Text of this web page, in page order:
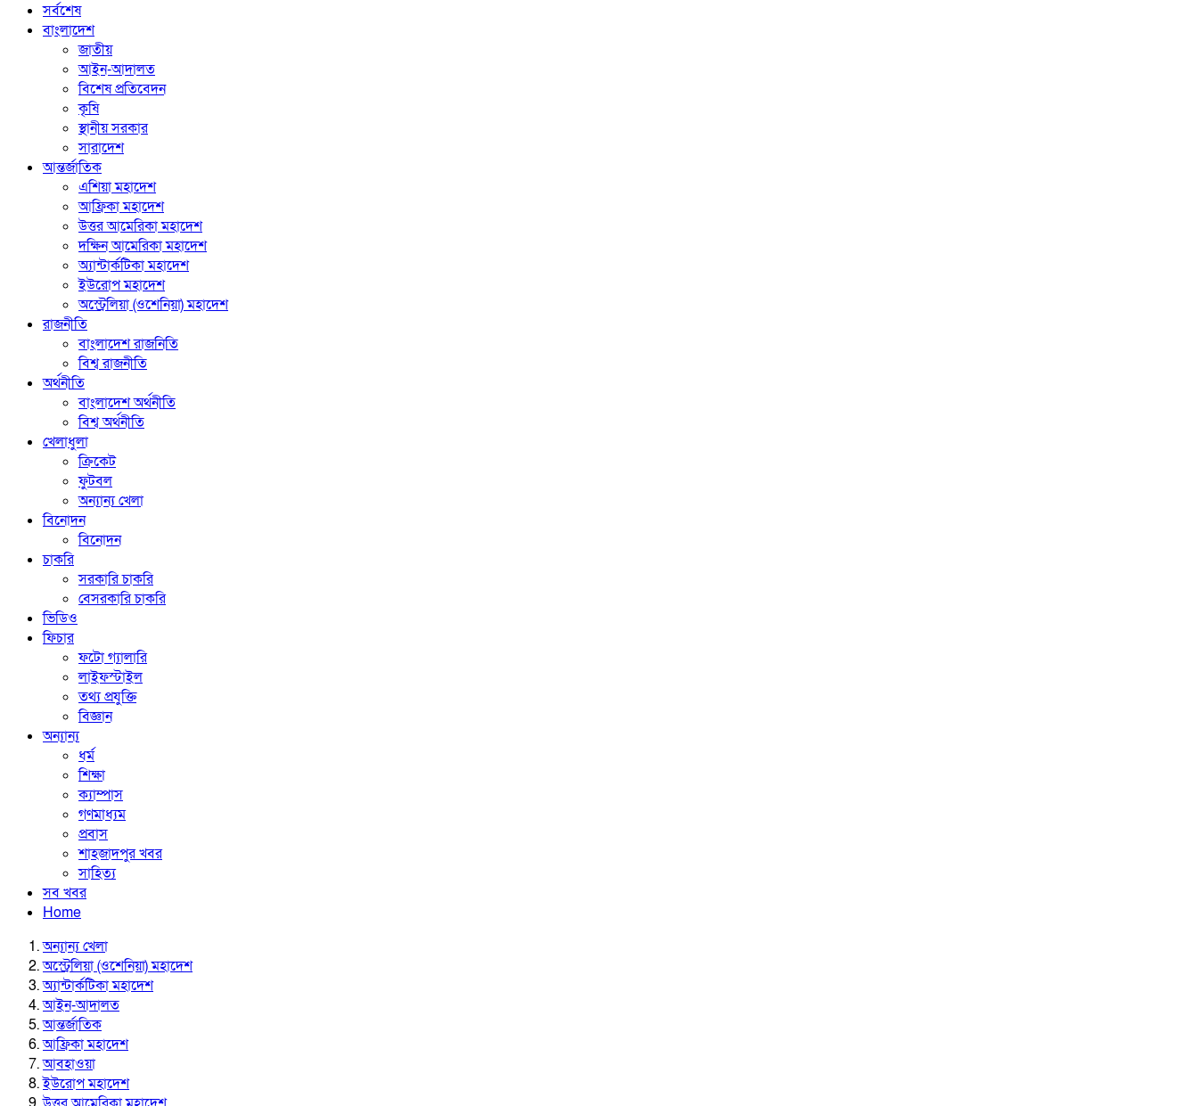
সর্বশেষ
বাংলাদেশ
জাতীয়
আইন-আদালত
বিশেষ প্রতিবেদন
কৃষি
স্থানীয় সরকার
সারাদেশ
আন্তর্জাতিক
এশিয়া মহাদেশ
আফ্রিকা মহাদেশ
উত্তর আমেরিকা মহাদেশ
দক্ষিন আমেরিকা মহাদেশ
অ্যান্টার্কটিকা মহাদেশ
ইউরোপ মহাদেশ
অস্ট্রেলিয়া (ওশেনিয়া) মহাদেশ
রাজনীতি
বাংলাদেশ রাজনিতি
বিশ্ব রাজনীতি
অর্থনীতি
বাংলাদেশ অর্থনীতি
বিশ্ব অর্থনীতি
খেলাধুলা
ক্রিকেট
ফুটবল
অন্যান্য খেলা
বিনোদন
বিনোদন
চাকরি
সরকারি চাকরি
বেসরকারি চাকরি
ভিডিও
ফিচার
ফটো গ্যালারি
লাইফস্টাইল
তথ্য প্রযুক্তি
বিজ্ঞান
অন্যান্য
ধর্ম
শিক্ষা
ক্যাম্পাস
গণমাধ্যম
প্রবাস
শাহজাদপুর খবর
সাহিত্য
সব খবর
Home
অন্যান্য খেলা
অস্ট্রেলিয়া (ওশেনিয়া) মহাদেশ
অ্যান্টার্কটিকা মহাদেশ
আইন-আদালত
আন্তর্জাতিক
আফ্রিকা মহাদেশ
আবহাওয়া
ইউরোপ মহাদেশ